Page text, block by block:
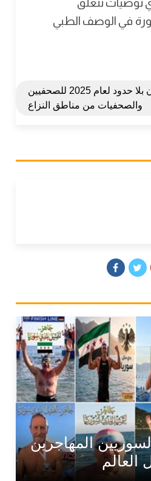
توصيات تتعلق
في الوصف الطبي
زمالة من مراسلون بلا حدود لعام 2025 للصحفيين
والصحفيات من مناطق النزاع
المهاجرين
العالم